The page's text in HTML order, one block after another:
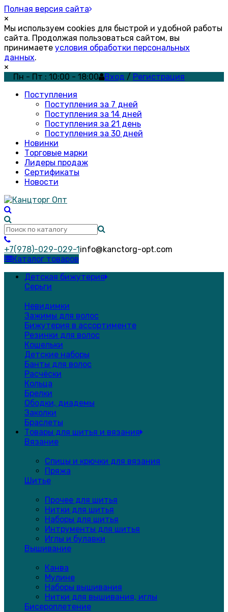
Полная версия сайта
×
Мы используем cookies для быстрой и удобной работы
сайта. Продолжая пользоваться сайтом, вы
принимаете условия обработки персональных
данных.
×
Пн - Пт : 10:00 - 18:00
Вход / Регистрация
Поступления
Поступления за 7 дней
Поступления за 14 дней
Поступления за 21 день
Поступления за 30 дней
Новинки
Торговые марки
Лидеры продаж
Сертификаты
Новости
+7(978)-029-029-1info@kanctorg-opt.com
Каталог товаров
Детская бижутерия
Серьги
Невидимки
Зажимы для волос
Бижутерия в ассортименте
Резинки для волос
Кошельки
Детские наборы
Банты для волос
Расчёски
Кольца
Брелки
Ободки, диадемы
Заколки
Браслеты
Товары для шитья и вязания
Вязание
Спицы и крючки для вязания
Пряжа
Шитье
Прочее для шитья
Нитки для шитья
Наборы для шитья
Интрументы для шитья
Иглы и булавки
Вышивание
Канва
Мулине
Наборы вышивания
Нитки для вышивания, иглы
Бисероплетение